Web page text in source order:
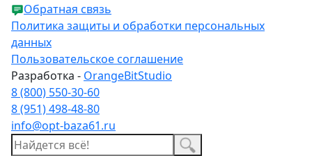
Обратная связь
Политика защиты и обработки персональных
данных
Пользовательское соглашение
Разработка - OrangeBitStudio
8 (800) 550-30-60
8 (951) 498-48-80
info@opt-baza61.ru